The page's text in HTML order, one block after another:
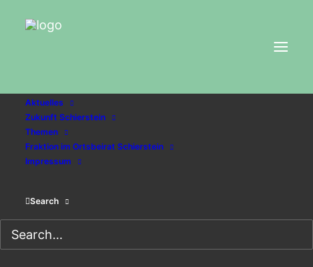
Aktuelles
Zukunft Schierstein
Themen
Fraktion im Ortsbeirat Schierstein
Impressum
Search
Osthafen